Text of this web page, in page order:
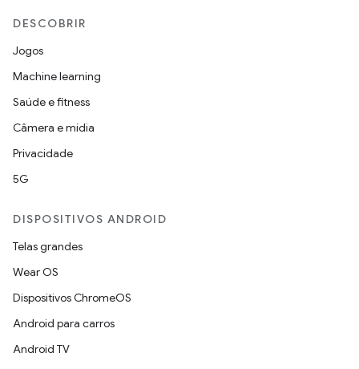
DESCOBRIR
Jogos
Machine learning
Saúde e fitness
Câmera e mídia
Privacidade
5G
DISPOSITIVOS ANDROID
Telas grandes
Wear OS
Dispositivos ChromeOS
Android para carros
Android TV